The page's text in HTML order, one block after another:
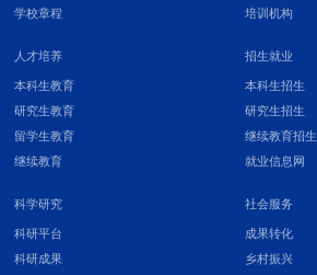
学校章程
培训机构
人才培养
本科生教育
研究生教育
留学生教育
继续教育
招生就业
本科生招生
研究生招生
继续教育招生
就业信息网
科学研究
科研平台
科研成果
社会服务
成果转化
乡村振兴